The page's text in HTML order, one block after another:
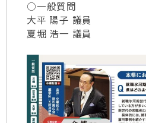
○一般質問
大平 陽子 議員
夏堀 浩一 議員